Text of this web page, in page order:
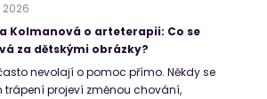
2026
Kolmanová o arteterapii: Co se
za dětskými obrázky?
nevolají o pomoc přímo. Někdy se
trápení projeví změnou chování,